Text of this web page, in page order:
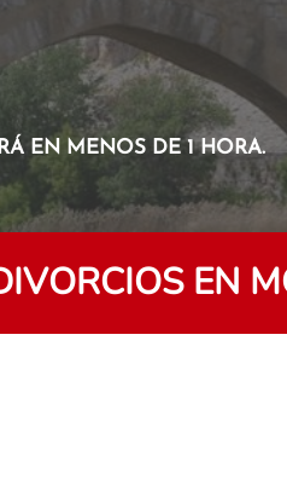
EN MENOS DE 1 HORA.
EN